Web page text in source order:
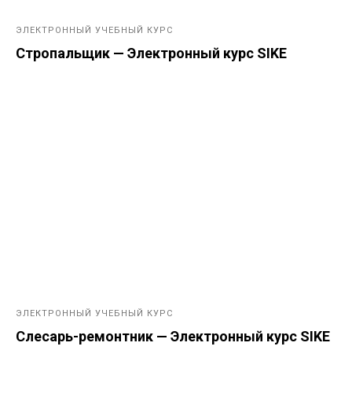
ЭЛЕКТРОННЫЙ УЧЕБНЫЙ КУРС
Стропальщик — Электронный курс SIKE
ЭЛЕКТРОННЫЙ УЧЕБНЫЙ КУРС
Слесарь-ремонтник — Электронный курс SIKE